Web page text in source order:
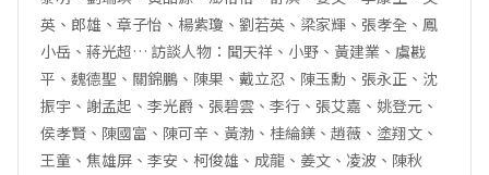
英、郎雄、章子怡、楊紫瓊、劉若英、梁家輝、張孝全、鳳
小岳、蔣光超… 訪談人物：聞天祥、小野、黃建業、虞戡
平、魏德聖、關錦鵬、陳果、戴立忍、陳玉勳、張永正、沈
振宇、謝孟起、李光爵、張碧雲、李行、張艾嘉、姚登元、
侯孝賢、陳國富、陳可辛、黃渤、桂綸鎂、趙薇、塗翔文、
王童、焦雄屏、李安、柯俊雄、成龍、姜文、凌波、陳秋